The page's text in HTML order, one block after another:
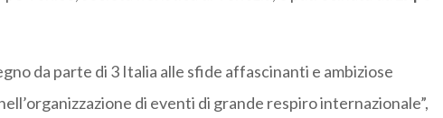
da parte di 3 Italia alle sfide affascinanti e ambiziose
di eventi di grande respiro internazionale”,